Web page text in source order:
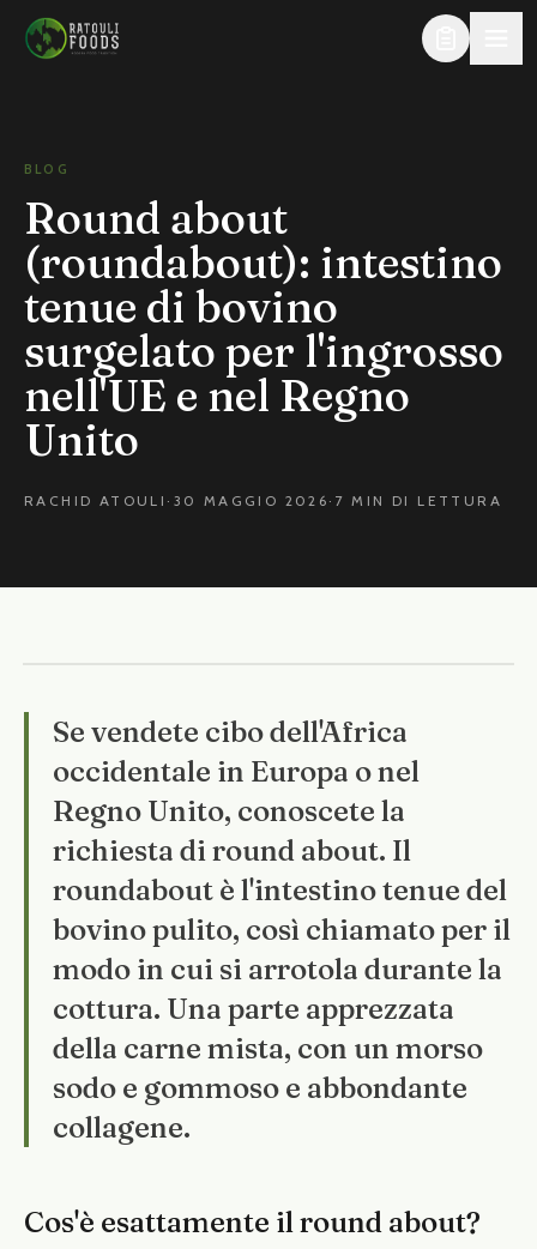
Al contenuto principale
BLOG
Round about
(roundabout): intestino
tenue di bovino
surgelato per l'ingrosso
nell'UE e nel Regno
Unito
RACHID ATOULI · 30 MAGGIO 2026 · 7 MIN DI LETTURA
Se vendete cibo dell'Africa
occidentale in Europa o nel
Regno Unito, conoscete la
richiesta di round about. Il
roundabout è l'intestino tenue del
bovino pulito, così chiamato per il
modo in cui si arrotola durante la
cottura. Una parte apprezzata
della carne mista, con un morso
sodo e gommoso e abbondante
collagene.
Cos'è esattamente il round about?